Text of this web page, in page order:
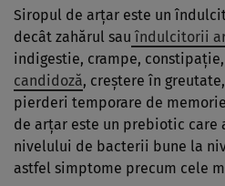
Siropul de arţar este un
decât zahărul sau îndulcitorii
indigestie, crampe,
candidoză, creştere în
pierderi temporare de
de arţar este un prebiotic care
nivelului de bacterii bune la
astfel simptome precum cele